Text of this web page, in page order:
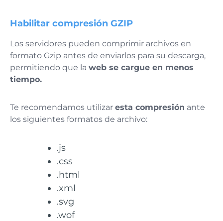
Habilitar compresión GZIP
Los servidores pueden comprimir archivos en
formato Gzip antes de enviarlos para su descarga,
permitiendo que la web se cargue en menos
tiempo.
Te recomendamos utilizar esta compresión ante
los siguientes formatos de archivo:
.js
.css
.html
.xml
.svg
.wof